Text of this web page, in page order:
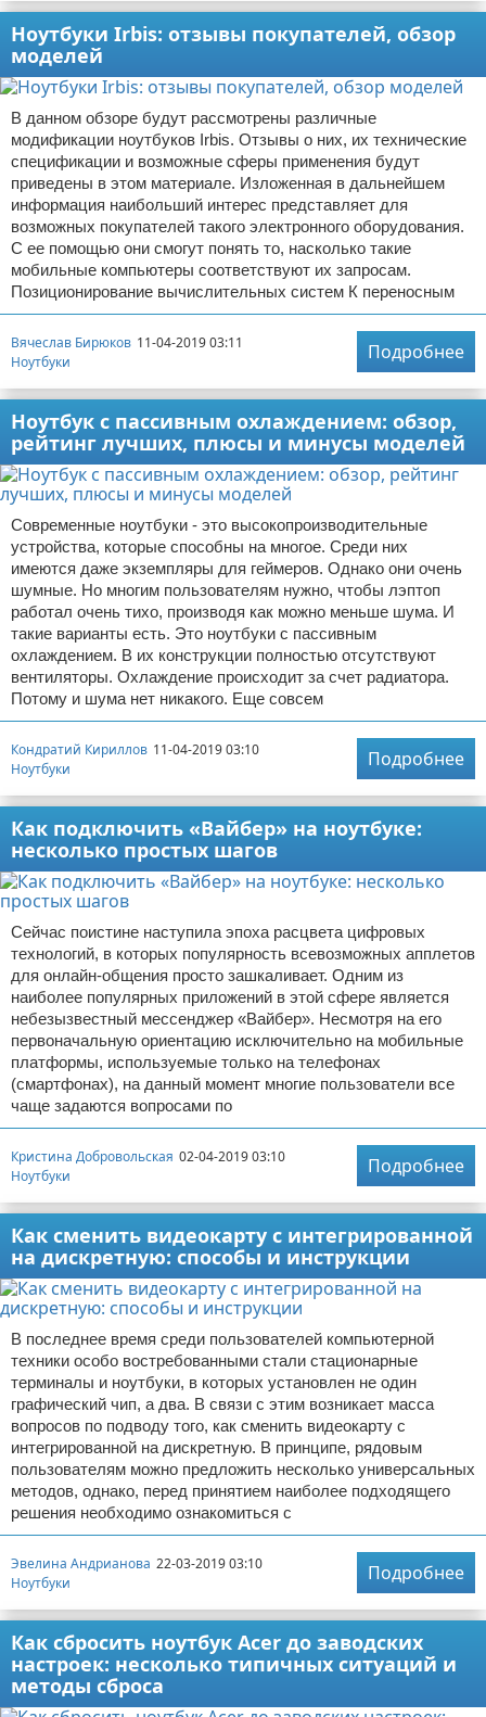
Ноутбуки Irbis: отзывы покупателей, обзор
моделей
В данном обзоре будут рассмотрены различные
модификации ноутбуков Irbis. Отзывы о них, их технические
спецификации и возможные сферы применения будут
приведены в этом материале. Изложенная в дальнейшем
информация наибольший интерес представляет для
возможных покупателей такого электронного оборудования.
С ее помощью они смогут понять то, насколько такие
мобильные компьютеры соответствуют их запросам.
Позиционирование вычислительных систем К переносным
Вячеслав Бирюков 11-04-2019 03:11
Ноутбуки
Подробнее
Ноутбук с пассивным охлаждением: обзор,
рейтинг лучших, плюсы и минусы моделей
Современные ноутбуки - это высокопроизводительные
устройства, которые способны на многое. Среди них
имеются даже экземпляры для геймеров. Однако они очень
шумные. Но многим пользователям нужно, чтобы лэптоп
работал очень тихо, производя как можно меньше шума. И
такие варианты есть. Это ноутбуки с пассивным
охлаждением. В их конструкции полностью отсутствуют
вентиляторы. Охлаждение происходит за счет радиатора.
Потому и шума нет никакого. Еще совсем
Кондратий Кириллов 11-04-2019 03:10
Ноутбуки
Подробнее
Как подключить «Вайбер» на ноутбуке:
несколько простых шагов
Сейчас поистине наступила эпоха расцвета цифровых
технологий, в которых популярность всевозможных апплетов
для онлайн-общения просто зашкаливает. Одним из
наиболее популярных приложений в этой сфере является
небезызвестный мессенджер «Вайбер». Несмотря на его
первоначальную ориентацию исключительно на мобильные
платформы, используемые только на телефонах
(смартфонах), на данный момент многие пользователи все
чаще задаются вопросами по
Кристина Добровольская 02-04-2019 03:10
Ноутбуки
Подробнее
Как сменить видеокарту с интегрированной
на дискретную: способы и инструкции
В последнее время среди пользователей компьютерной
техники особо востребованными стали стационарные
терминалы и ноутбуки, в которых установлен не один
графический чип, а два. В связи с этим возникает масса
вопросов по подводу того, как сменить видеокарту с
интегрированной на дискретную. В принципе, рядовым
пользователям можно предложить несколько универсальных
методов, однако, перед принятием наиболее подходящего
решения необходимо ознакомиться с
Эвелина Андрианова 22-03-2019 03:10
Ноутбуки
Подробнее
Как сбросить ноутбук Acer до заводских
настроек: несколько типичных ситуаций и
методы сброса